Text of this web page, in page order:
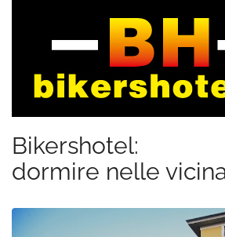
Bikershotel:
dormire nelle